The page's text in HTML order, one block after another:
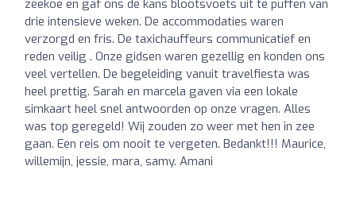
zeekoe en gaf ons de kans blootsvoets uit te puffen van
drie intensieve weken. De accommodaties waren
verzorgd en fris. De taxichauffeurs communicatief en
reden veilig . Onze gidsen waren gezellig en konden ons
veel vertellen. De begeleiding vanuit travelfiesta was
heel prettig. Sarah en marcela gaven via een lokale
simkaart heel snel antwoorden op onze vragen. Alles
was top geregeld! Wij zouden zo weer met hen in zee
gaan. Een reis om nooit te vergeten. Bedankt!!! Maurice,
willemijn, jessie, mara, samy. Amani